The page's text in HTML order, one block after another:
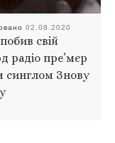
02.08.2020
свій
радіо пре’мєр
синглом Знову